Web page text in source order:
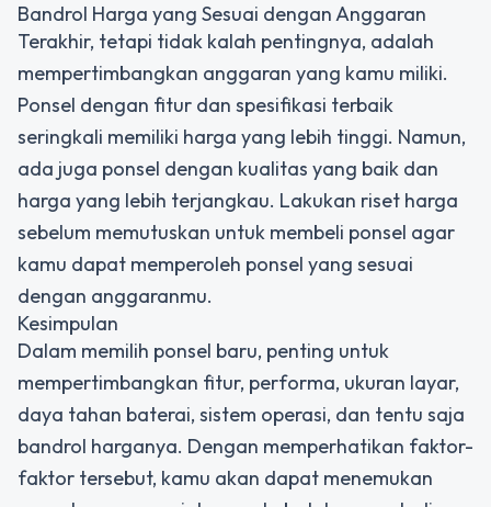
Bandrol Harga yang Sesuai dengan Anggaran
Terakhir, tetapi tidak kalah pentingnya, adalah
mempertimbangkan anggaran yang kamu miliki.
Ponsel dengan fitur dan spesifikasi terbaik
seringkali memiliki harga yang lebih tinggi. Namun,
ada juga ponsel dengan kualitas yang baik dan
harga yang lebih terjangkau. Lakukan riset harga
sebelum memutuskan untuk membeli ponsel agar
kamu dapat memperoleh ponsel yang sesuai
dengan anggaranmu.
Kesimpulan
Dalam memilih ponsel baru, penting untuk
mempertimbangkan fitur, performa, ukuran layar,
daya tahan baterai, sistem operasi, dan tentu saja
bandrol harganya. Dengan memperhatikan faktor-
faktor tersebut, kamu akan dapat menemukan